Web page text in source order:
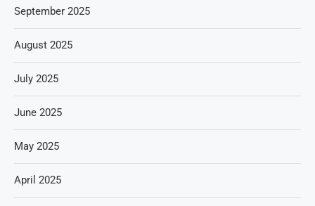
September 2025
August 2025
July 2025
June 2025
May 2025
April 2025